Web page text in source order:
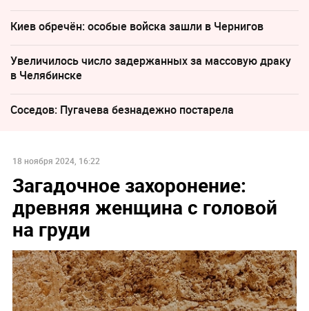
Киев обречён: особые войска зашли в Чернигов
Увеличилось число задержанных за массовую драку
в Челябинске
Соседов: Пугачева безнадежно постарела
18 ноября 2024, 16:22
Загадочное захоронение:
древняя женщина с головой
на груди